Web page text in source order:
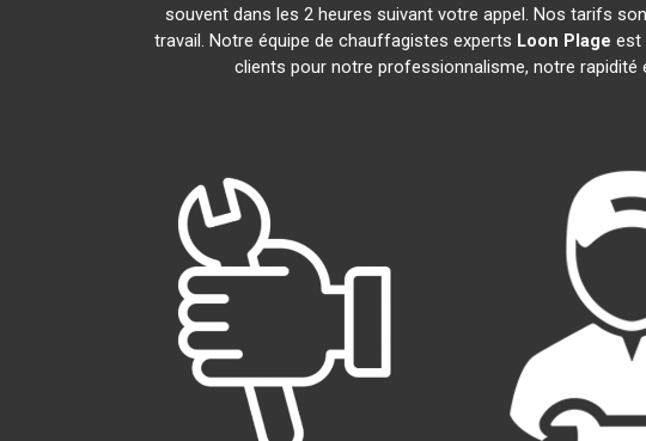
souvent dans les 2 heures suivant votre appel. Nos tarifs
travail. Notre équipe de chauffagistes experts Loon Plage est
clients pour notre professionnalisme, notre